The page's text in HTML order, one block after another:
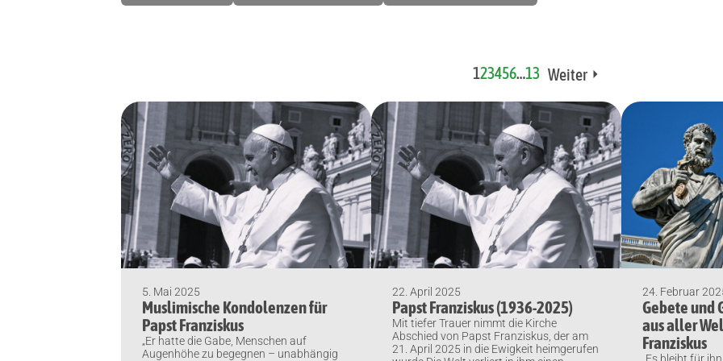
123456…13 Weiter
5. Mai 2025
Muslimische Kondolenzen für
Papst Franziskus
„Er hatte die Gabe, Menschen auf
Augenhöhe zu begegnen – unabhängig
22. April 2025
Papst Franziskus (1936-2025)
Mit tiefer Trauer nimmt die Kirche
Abschied von Papst Franziskus, der am
21. April 2025 in die Ewigkeit heimgerufen
24. Februar
Gebete und
aus aller
Franziskus